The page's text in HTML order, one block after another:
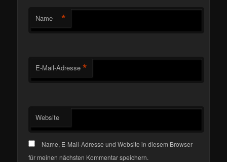
Name *
E-Mail-Adresse *
Website
Name, E-Mail-Adresse und Website in diesem Browser
für meinen nächsten Kommentar speichern.